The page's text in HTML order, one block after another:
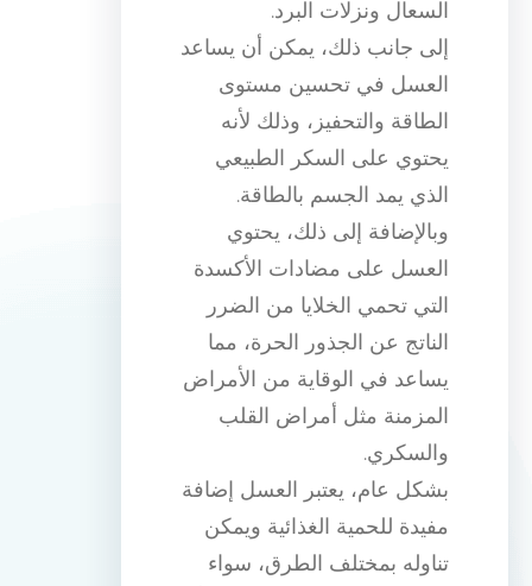
السعال ونزلات البرد.
إلى جانب ذلك، يمكن أن يساعد
العسل في تحسين مستوى
الطاقة والتحفيز، وذلك لأنه
يحتوي على السكر الطبيعي
الذي يمد الجسم بالطاقة.
وبالإضافة إلى ذلك، يحتوي
العسل على مضادات الأكسدة
التي تحمي الخلايا من الضرر
الناتج عن الجذور الحرة، مما
يساعد في الوقاية من الأمراض
المزمنة مثل أمراض القلب
والسكري.
بشكل عام، يعتبر العسل إضافة
مفيدة للحمية الغذائية ويمكن
تناوله بمختلف الطرق، سواء